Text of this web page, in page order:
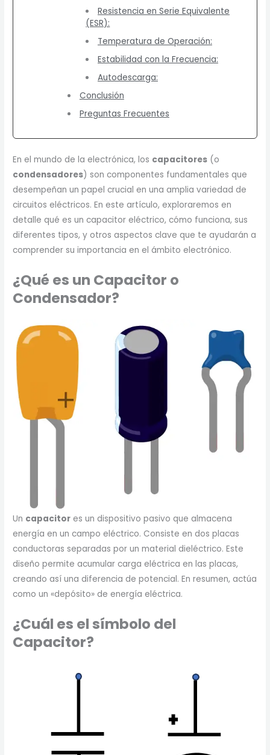
Resistencia en Serie Equivalente
(ESR):
Temperatura de Operación:
Estabilidad con la Frecuencia:
Autodescarga:
Conclusión
Preguntas Frecuentes
En el mundo de la electrónica, los capacitores (o
condensadores) son componentes fundamentales que
desempeñan un papel crucial en una amplia variedad de
circuitos eléctricos. En este artículo, exploraremos en
detalle qué es un capacitor eléctrico, cómo funciona, sus
diferentes tipos, y otros aspectos clave que te ayudarán a
comprender su importancia en el ámbito electrónico.
¿Qué es un Capacitor o
Condensador?
Un capacitor es un dispositivo pasivo que almacena
energía en un campo eléctrico. Consiste en dos placas
conductoras separadas por un material dieléctrico. Este
diseño permite acumular carga eléctrica en las placas,
creando así una diferencia de potencial. En resumen, actúa
como un «depósito» de energía eléctrica.
¿Cuál es el símbolo del
Capacitor?